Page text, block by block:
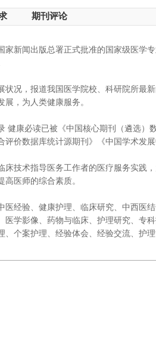
期刊评论
新闻出版总署正式批准的国家级医学专
况，报道我国医学院校、科研院所最新
，为人类健康服务。
康必读已被《中国核心期刊（遴选）
评价数据库统计源期刊》《中国学术发展
技术指导医务工作者的医疗服务实践，
医师的综合素质。
经验、健康护理、临床研究、中西医结
医学影像、药物与临床、护理研究、专
、个案护理、经验体会、经验交流、护